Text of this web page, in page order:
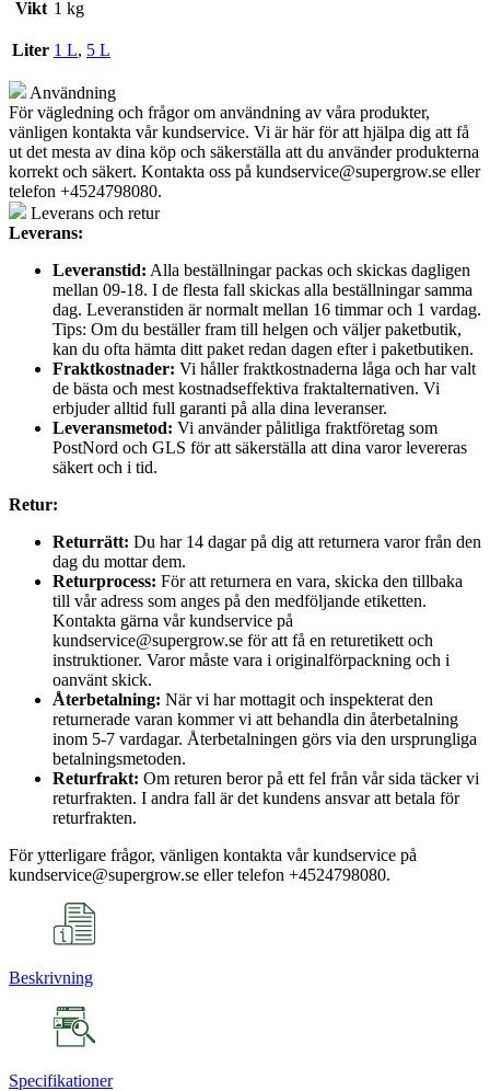
Vikt 1 kg
Liter 1 L, 5 L
Användning
För vägledning och frågor om användning av våra produkter,
vänligen kontakta vår kundservice. Vi är här för att hjälpa dig att få
ut det mesta av dina köp och säkerställa att du använder produkterna
korrekt och säkert. Kontakta oss på kundservice@supergrow.se eller
telefon +4524798080.
Leverans och retur
Leverans:
Leveranstid: Alla beställningar packas och skickas dagligen
mellan 09-18. I de flesta fall skickas alla beställningar samma
dag. Leveranstiden är normalt mellan 16 timmar och 1 vardag.
Tips: Om du beställer fram till helgen och väljer paketbutik,
kan du ofta hämta ditt paket redan dagen efter i paketbutiken.
Fraktkostnader: Vi håller fraktkostnaderna låga och har valt
de bästa och mest kostnadseffektiva fraktalternativen. Vi
erbjuder alltid full garanti på alla dina leveranser.
Leveransmetod: Vi använder pålitliga fraktföretag som
PostNord och GLS för att säkerställa att dina varor levereras
säkert och i tid.
Retur:
Returrätt: Du har 14 dagar på dig att returnera varor från den
dag du mottar dem.
Returprocess: För att returnera en vara, skicka den tillbaka
till vår adress som anges på den medföljande etiketten.
Kontakta gärna vår kundservice på
kundservice@supergrow.se för att få en returetikett och
instruktioner. Varor måste vara i originalförpackning och i
oanvänt skick.
Återbetalning: När vi har mottagit och inspekterat den
returnerade varan kommer vi att behandla din återbetalning
inom 5-7 vardagar. Återbetalningen görs via den ursprungliga
betalningsmetoden.
Returfrakt: Om returen beror på ett fel från vår sida täcker vi
returfrakten. I andra fall är det kundens ansvar att betala för
returfrakten.
För ytterligare frågor, vänligen kontakta vår kundservice på
kundservice@supergrow.se eller telefon +4524798080.
Beskrivning
Specifikationer